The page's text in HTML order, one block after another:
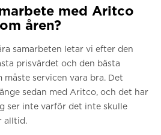
med Aritco
åren?
samarbeten letar vi efter den
prisvärdet och den bästa
måste servicen vara bra. Det
sedan med Aritco, och det har
ser inte varför det inte skulle
alltid.